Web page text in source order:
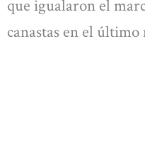
que igualaron el
canastas en el